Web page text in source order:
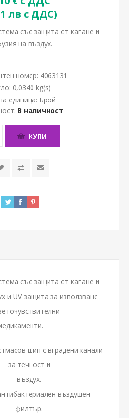
лв с ДДС)
със защита от капане и
на въздух.
номер: 4063131
0,0340 kg(s)
единица: Брой
В наличност
КУПИ
със защита от капане и
и UV защита за използване
шип с вградени канали
за течност и
въздух.
въздушен
филтър.